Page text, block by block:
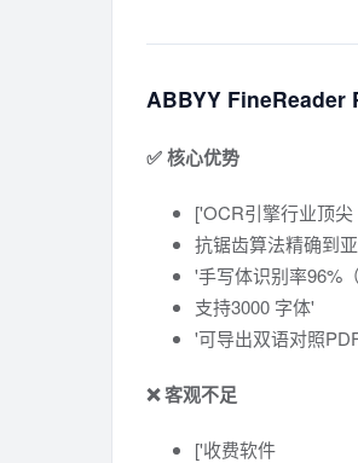
ABBYY FineReader
✅ 核心优势
['OCR引擎行业顶尖
抗锯齿算法精确到
'手写体识别率96%（
支持3000 字体'
'可导出双语对照
❌ 客观不足
['收费软件